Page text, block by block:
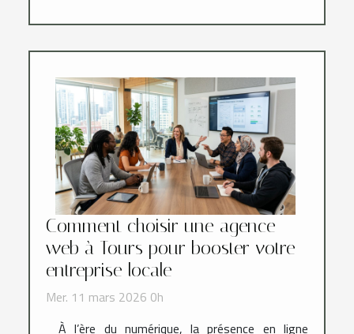
Comment choisir une agence
web à Tours pour booster votre
entreprise locale
Mer. 11 mars 2026 0h
À l’ère du numérique, la présence en ligne